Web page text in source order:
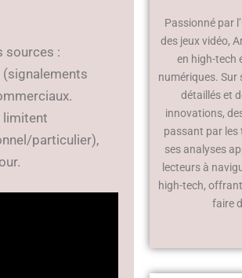
sources :
limitent
particulier),
Passionné par
des jeux vidéo,
en high-tech
numériques. Sur
détaillés et
innovations,
passant par les
ses analyses
lecteurs à
high-tech,
faire